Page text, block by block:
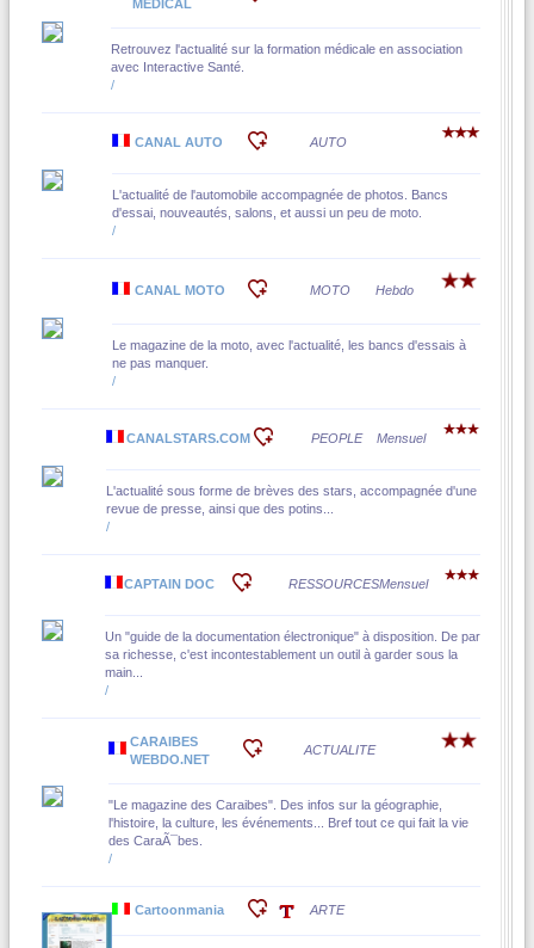
MEDICAL
Retrouvez l'actualité sur la formation médicale en association
avec Interactive Santé.
/
CANAL AUTO AUTO
L'actualité de l'automobile accompagnée de photos. Bancs
d'essai, nouveautés, salons, et aussi un peu de moto.
/
CANAL MOTO MOTO Hebdo
Le magazine de la moto, avec l'actualité, les bancs d'essais à
ne pas manquer.
/
CANALSTARS.COM PEOPLE Mensuel
L'actualité sous forme de brèves des stars, accompagnée d'une
revue de presse, ainsi que des potins...
/
CAPTAIN DOC RESSOURCESMensuel
Un "guide de la documentation électronique" à disposition. De par
sa richesse, c'est incontestablement un outil à garder sous la
main...
/
CARAIBES
WEBDO.NET
ACTUALITE
"Le magazine des Caraibes". Des infos sur la géographie,
l'histoire, la culture, les événements... Bref tout ce qui fait la vie
des CaraÃ¯bes.
/
Cartoonmania ARTE